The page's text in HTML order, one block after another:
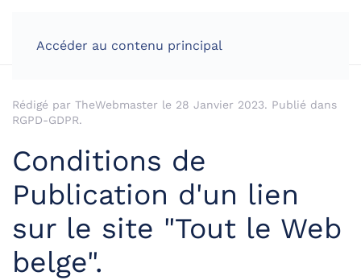
Accéder au contenu principal
Rédigé par TheWebmaster le 28 Janvier 2023. Publié dans
RGPD-GDPR.
Conditions de
Publication d'un lien
sur le site "Tout le Web
belge".